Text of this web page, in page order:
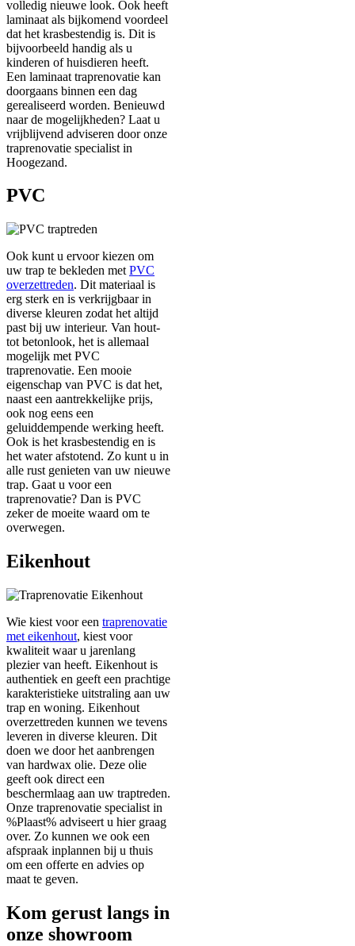
volledig nieuwe look. Ook heeft
laminaat als bijkomend voordeel
dat het krasbestendig is. Dit is
bijvoorbeeld handig als u
kinderen of huisdieren heeft.
Een laminaat traprenovatie kan
doorgaans binnen een dag
gerealiseerd worden. Benieuwd
naar de mogelijkheden? Laat u
vrijblijvend adviseren door onze
traprenovatie specialist in
Hoogezand.
PVC
Ook kunt u ervoor kiezen om
uw trap te bekleden met PVC
overzettreden. Dit materiaal is
erg sterk en is verkrijgbaar in
diverse kleuren zodat het altijd
past bij uw interieur. Van hout-
tot betonlook, het is allemaal
mogelijk met PVC
traprenovatie. Een mooie
eigenschap van PVC is dat het,
naast een aantrekkelijke prijs,
ook nog eens een
geluiddempende werking heeft.
Ook is het krasbestendig en is
het water afstotend. Zo kunt u in
alle rust genieten van uw nieuwe
trap. Gaat u voor een
traprenovatie? Dan is PVC
zeker de moeite waard om te
overwegen.
Eikenhout
Wie kiest voor een traprenovatie
met eikenhout, kiest voor
kwaliteit waar u jarenlang
plezier van heeft. Eikenhout is
authentiek en geeft een prachtige
karakteristieke uitstraling aan uw
trap en woning. Eikenhout
overzettreden kunnen we tevens
leveren in diverse kleuren. Dit
doen we door het aanbrengen
van hardwax olie. Deze olie
geeft ook direct een
beschermlaag aan uw traptreden.
Onze traprenovatie specialist in
%Plaast% adviseert u hier graag
over. Zo kunnen we ook een
afspraak inplannen bij u thuis
om een offerte en advies op
maat te geven.
Kom gerust langs in
onze showroom